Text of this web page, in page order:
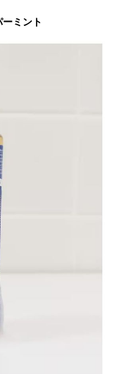
ミント